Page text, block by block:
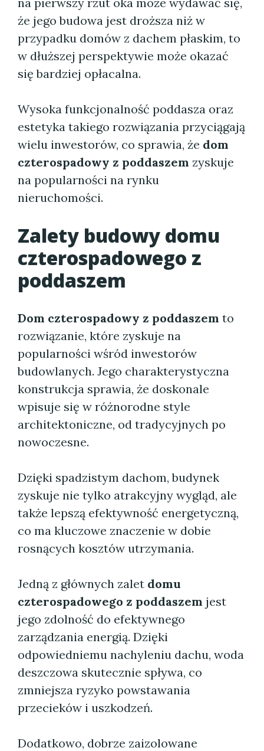
że jego budowa jest droższa niż w
przypadku domów z dachem płaskim, to
w dłuższej perspektywie może okazać
się bardziej opłacalna.
Wysoka funkcjonalność poddasza oraz
estetyka takiego rozwiązania przyciągają
wielu inwestorów, co sprawia, że dom
czterospadowy z poddaszem zyskuje
na popularności na rynku
nieruchomości.
Zalety budowy domu
czterospadowego z
poddaszem
Dom czterospadowy z poddaszem to
rozwiązanie, które zyskuje na
popularności wśród inwestorów
budowlanych. Jego charakterystyczna
konstrukcja sprawia, że doskonale
wpisuje się w różnorodne style
architektoniczne, od tradycyjnych po
nowoczesne.
Dzięki spadzistym dachom, budynek
zyskuje nie tylko atrakcyjny wygląd, ale
także lepszą efektywność energetyczną,
co ma kluczowe znaczenie w dobie
rosnących kosztów utrzymania.
Jedną z głównych zalet domu
czterospadowego z poddaszem jest
jego zdolność do efektywnego
zarządzania energią. Dzięki
odpowiedniemu nachyleniu dachu, woda
deszczowa skutecznie spływa, co
zmniejsza ryzyko powstawania
przecieków i uszkodzeń.
Dodatkowo, dobrze zaizolowane